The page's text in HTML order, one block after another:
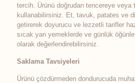
tercih. Ürünü doğrudan tencereye
kullanabilirsiniz. Et, tavuk, patates ve
getirerek doyurucu ve lezzetli tarifler
sıcak yan yemeklerde ve günlük
olarak değerlendirebilirsiniz.
Saklama Tavsiyeleri
Ürünü çözdürmeden dondurucuda